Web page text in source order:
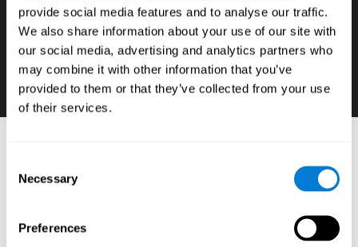
provide social media features and to analyse our traffic.
We also share information about your use of our site with
our social media, advertising and analytics partners who
may combine it with other information that you’ve
provided to them or that they’ve collected from your use
of their services.
Selection
Necessary
Preferences
إن كنّا نريد أن نتطوّر قدرة الطلّاب في الأوج، فمن
الضروريّ أن نعرف هذا المهارات الإدراكيّة لديها ضعف
وقوّة وتضمّنها في الأهليّات والحتوى الأكاديميّة.
للطلّاب
عصبيّة-نفسيّة وأدوات موحّدة تسمح كشف وتحديد الوظائف
التنفيذيّة والقدرات المعرفية الرئيسية للطلّاب* بدقّة من خلال